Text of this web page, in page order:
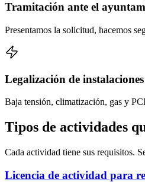
Tramitación ante el
Presentamos la solicitud, hacemos
Legalización de instalaciones
Baja tensión, climatización, gas y
Tipos de actividades
Cada actividad tiene sus requisitos.
Licencia de actividad para